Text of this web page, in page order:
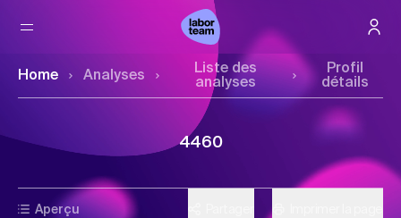
Home Analyses
Liste des
analyses
Profil
détails
Aperçu
4460